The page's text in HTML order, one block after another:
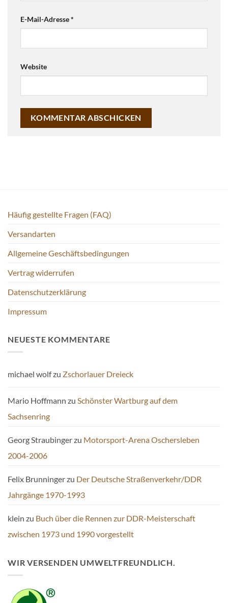
E-Mail-Adresse*
Website
Häufig gestellte Fragen (FAQ)
Versandarten
Allgemeine Geschäftsbedingungen
Vertrag widerrufen
Datenschutzerklärung
Impressum
NEUESTE KOMMENTARE
michael wolfzu Zschorlauer Dreieck
Mario Hoffmann zu Schönster Wartburg auf dem
Sachsenring
Georg Straubingerzu Motorsport-Arena Oschersleben
2004-2006
Felix Brunningerzu Der Deutsche Straßenverkehr/DDR
Jahrgänge 1970-1993
klein zu Buch über die Rennen zur DDR-Meisterschaft
zwischen 1973 und 1990 vorgestellt
WIR VERSENDEN UMWELTFREUNDLICH.